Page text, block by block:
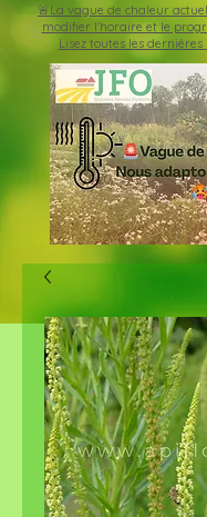
🚨La vague de chaleur
modifier l'horaire et le
Lisez toutes les